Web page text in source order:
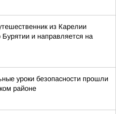
из Карелии
и направляется на
уроки безопасности прошли
районе